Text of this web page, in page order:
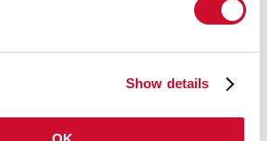
Show details
L-16 SYS: TESTATA CHIUSURA